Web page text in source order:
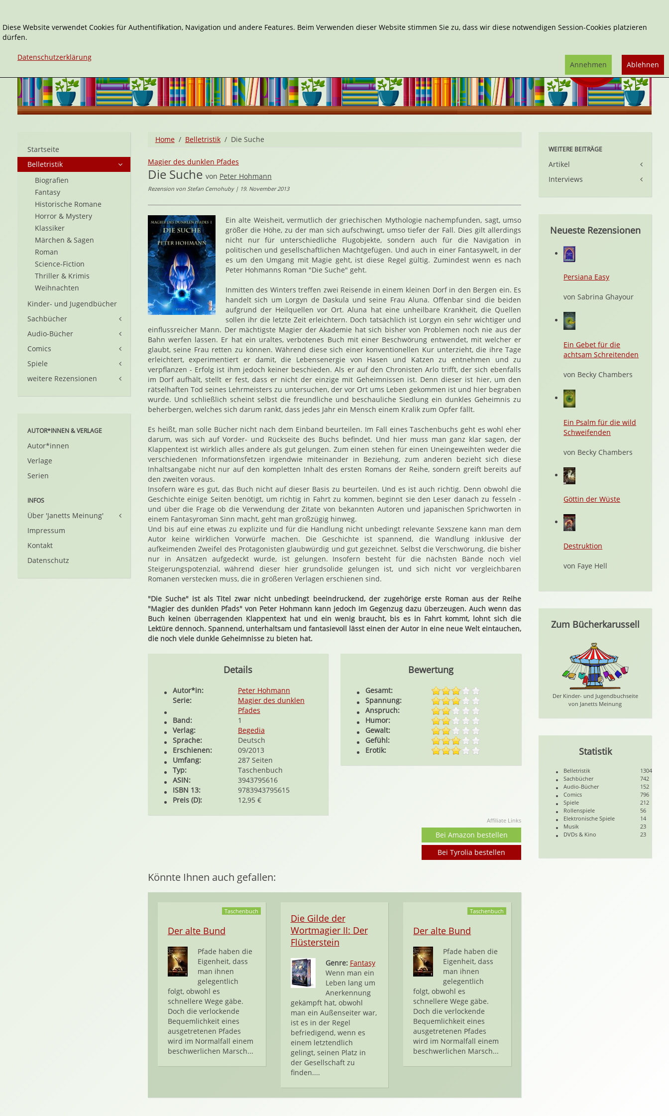
Home Belletristik Die Suche
Magier des dunklen Pfades
Die Suche von Peter Hohmann
Rezension von Stefan Cernohuby | 19. November 2013
Ein alte Weisheit, vermutlich der griechischen Mythologie nachempfunden, sagt, umso
größer die Höhe, zu der man sich aufschwingt, umso tiefer der Fall. Dies gilt allerdings
nicht nur für unterschiedliche Flugobjekte, sondern auch für die Navigation in
politischen und gesellschaftlichen Machtgefügen. Und auch in einer Fantasywelt, in der
es um den Umgang mit Magie geht, ist diese Regel gültig. Zumindest wenn es nach
Peter Hohmanns Roman "Die Suche" geht.
Inmitten des Winters treffen zwei Reisende in einem kleinen Dorf in den Bergen ein. Es
handelt sich um Lorgyn de Daskula und seine Frau Aluna. Offenbar sind die beiden
aufgrund der Heilquellen vor Ort. Aluna hat eine unheilbare Krankheit, die Quellen
sollen ihr die letzte Zeit erleichtern. Doch tatsächlich ist Lorgyn ein sehr wichtiger und
einflussreicher Mann. Der mächtigste Magier der Akademie hat sich bisher von Problemen noch nie aus der
Bahn werfen lassen. Er hat ein uraltes, verbotenes Buch mit einer Beschwörung entwendet, mit welcher er
glaubt, seine Frau retten zu können. Während diese sich einer konventionellen Kur unterzieht, die ihre Tage
erleichtert, experimentiert er damit, die Lebensenergie von Hasen und Katzen zu entnehmen und zu
verpflanzen - Erfolg ist ihm jedoch keiner beschieden. Als er auf den Chronisten Arlo trifft, der sich ebenfalls
im Dorf aufhält, stellt er fest, dass er nicht der einzige mit Geheimnissen ist. Denn dieser ist hier, um den
rätselhaften Tod seines Lehrmeisters zu untersuchen, der vor Ort ums Leben gekommen ist und hier begraben
wurde. Und schließlich scheint selbst die freundliche und beschauliche Siedlung ein dunkles Geheimnis zu
beherbergen, welches sich darum rankt, dass jedes Jahr ein Mensch einem Kralik zum Opfer fällt.
Es heißt, man solle Bücher nicht nach dem Einband beurteilen. Im Fall eines Taschenbuchs geht es wohl eher
darum, was sich auf Vorder- und Rückseite des Buchs befindet. Und hier muss man ganz klar sagen, der
Klappentext ist wirklich alles andere als gut gelungen. Zum einen stehen für einen Uneingeweihten weder die
verschiedenen Informationsfetzen irgendwie miteinander in Beziehung, zum anderen bezieht sich diese
Inhaltsangabe nicht nur auf den kompletten Inhalt des ersten Romans der Reihe, sondern greift bereits auf
den zweiten voraus.
Insofern wäre es gut, das Buch nicht auf dieser Basis zu beurteilen. Und es ist auch richtig. Denn obwohl die
Geschichte einige Seiten benötigt, um richtig in Fahrt zu kommen, beginnt sie den Leser danach zu fesseln -
und über die Frage ob die Verwendung der Zitate von bekannten Autoren und japanischen Sprichworten in
einem Fantasyroman Sinn macht, geht man großzügig hinweg.
Und bis auf eine etwas zu explizite und für die Handlung nicht unbedingt relevante Sexszene kann man dem
Autor keine wirklichen Vorwürfe machen. Die Geschichte ist spannend, die Wandlung inklusive der
aufkeimenden Zweifel des Protagonisten glaubwürdig und gut gezeichnet. Selbst die Verschwörung, die bisher
nur in Ansätzen aufgedeckt wurde, ist gelungen. Insofern besteht für die nächsten Bände noch viel
Steigerungspotenzial, während dieser hier grundsolide gelungen ist, und sich nicht vor vergleichbaren
Romanen verstecken muss, die in größeren Verlagen erschienen sind.
"Die Suche" ist als Titel zwar nicht unbedingt beeindruckend, der zugehörige erste Roman aus der Reihe
"Magier des dunklen Pfads" von Peter Hohmann kann jedoch im Gegenzug dazu überzeugen. Auch wenn das
Buch keinen überragenden Klappentext hat und ein wenig braucht, bis es in Fahrt kommt, lohnt sich die
Lektüre dennoch. Spannend, unterhaltsam und fantasievoll lässt einen der Autor in eine neue Welt eintauchen,
die noch viele dunkle Geheimnisse zu bieten hat.
Details
Autor*in:
Peter Hohmann
Serie:
Magier des dunklen
Pfades
Band:
1
Verlag:
Begedia
Sprache:
Deutsch
Erschienen:
09/2013
Umfang:
287 Seiten
Typ:
Taschenbuch
ASIN:
3943795616
ISBN 13:
9783943795615
Preis (D):
12,95 €
Bewertung
Gesamt:
Spannung:
Anspruch:
Humor:
Gewalt:
Gefühl:
Erotik:
Affiliate Links
Bei Amazon bestellen
Bei Tyrolia bestellen
Könnte Ihnen auch gefallen:
Taschenbuch
Der alte Bund
Pfade haben die
Eigenheit, dass
man ihnen
gelegentlich
folgt, obwohl es
schnellere Wege gäbe.
Doch die verlockende
Bequemlichkeit eines
ausgetretenen Pfades
wird im Normalfall einem
beschwerlichen Marsch...
Die Gilde der
Wortmagier II: Der
Flüsterstein
Genre: Fantasy
Wenn man ein
Leben lang um
Anerkennung
gekämpft hat, obwohl
man ein Außenseiter war,
ist es in der Regel
befriedigend, wenn es
einem letztendlich
gelingt, seinen Platz in
der Gesellschaft zu
finden....
Taschenbuch
Der alte Bund
Pfade haben die
Eigenheit, dass
man ihnen
gelegentlich
folgt, obwohl es
schnellere Wege gäbe.
Doch die verlockende
Bequemlichkeit eines
ausgetretenen Pfades
wird im Normalfall einem
beschwerlichen Marsch...
Startseite
Belletristik
Biografien
Fantasy
Historische Romane
Horror & Mystery
Klassiker
Märchen & Sagen
Roman
Science-Fiction
Thriller & Krimis
Weihnachten
Kinder- und Jugendbücher
Sachbücher
Audio-Bücher
Comics
Spiele
weitere Rezensionen
AUTOR*INNEN & VERLAGE
Autor*innen
Verlage
Serien
INFOS
Über 'Janetts Meinung'
Impressum
Kontakt
Datenschutz
WEITERE BEITRÄGE
Artikel
Interviews
Neueste Rezensionen
Persiana Easy
von Sabrina Ghayour
Ein Gebet für die
achtsam Schreitenden
von Becky Chambers
Ein Psalm für die wild
Schweifenden
von Becky Chambers
Göttin der Wüste
Destruktion
von Faye Hell
Zum Bücherkarussell
Der Kinder- und Jugendbuchseite
von Janetts Meinung
Statistik
Belletristik
1304
Sachbücher
742
Audio-Bücher
152
Comics
796
Spiele
212
Rollenspiele
56
Elektronische Spiele
14
Musik
23
DVDs & Kino
23
Diese Website verwendet Cookies für Authentifikation, Navigation und andere Features. Beim Verwenden dieser Website stimmen Sie zu, dass wir diese notwendigen Session-Cookies platzieren
dürfen.
Datenschutzerklärung
Ablehnen
Annehmen